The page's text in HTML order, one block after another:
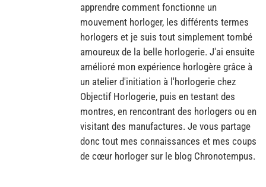
apprendre comment fonctionne un
mouvement horloger, les différents termes
horlogers et je suis tout simplement tombé
amoureux de la belle horlogerie. J'ai ensuite
amélioré mon expérience horlogère grâce à
un atelier d'initiation à l'horlogerie chez
Objectif Horlogerie, puis en testant des
montres, en rencontrant des horlogers ou en
visitant des manufactures. Je vous partage
donc tout mes connaissances et mes coups
de cœur horloger sur le blog Chronotempus.